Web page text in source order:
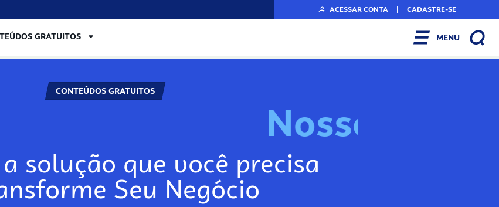
ACESSAR CONTA | CADASTRE-SE
GRATUITOS MENU
CONTEÚDOS GRATUITOS
Nosso
solução que você precisa
Seu Negócio